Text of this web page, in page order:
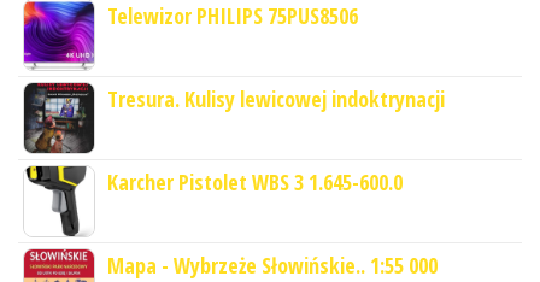
Telewizor PHILIPS 75PUS8506
Tresura. Kulisy lewicowej indoktrynacji
Karcher Pistolet WBS 3 1.645-600.0
Mapa - Wybrzeże Słowińskie.. 1:55 000